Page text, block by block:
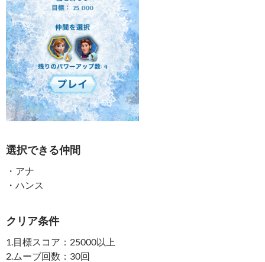
選択できる仲間
・アナ
・ハンス
クリア条件
1.目標スコア：25000以上
2.ムーブ回数：30回